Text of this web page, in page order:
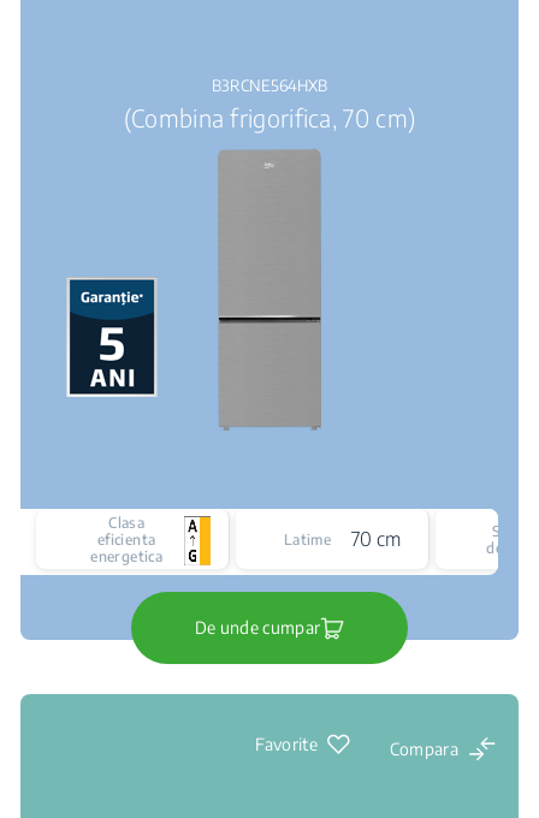
B3RCNE564HXB
(Combina frigorifica, 70 cm)
Clasa
eficienta
energetica
Latime 70 cm
Sistem
de
De unde cumpar
Favorite Compara